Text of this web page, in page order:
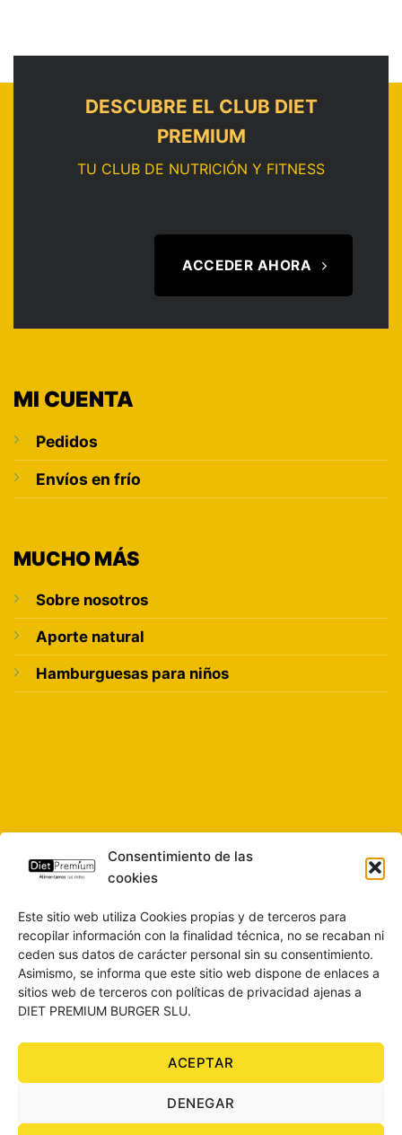
Consentimiento de las
cookies
Este sitio web utiliza Cookies propias y de terceros para
recopilar información con la finalidad técnica, no se recaban ni
ceden sus datos de carácter personal sin su consentimiento.
Asimismo, se informa que este sitio web dispone de enlaces a
sitios web de terceros con políticas de privacidad ajenas a
DIET PREMIUM BURGER SLU.
ACEPTAR
DENEGAR
DESCUBRE EL CLUB DIET
PREMIUM
TU CLUB DE NUTRICIÓN Y FITNESS
ACCEDER AHORA
MI CUENTA
Pedidos
Envíos en frío
MUCHO MÁS
Sobre nosotros
Aporte natural
Hamburguesas para niños
CONTACTO
POLÍTICA DE PRIVACIDAD
CONDICIONES DE COMPRA
POLÍTICA DE COOKIES